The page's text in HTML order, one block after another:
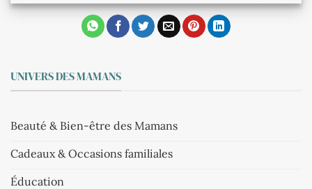
UNIVERS DES MAMANS
Beauté & Bien-être des Mamans
Cadeaux & Occasions familiales
Éducation